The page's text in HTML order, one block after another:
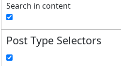
Search in content
Post Type Selectors